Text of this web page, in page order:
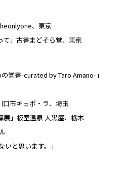
、東京
」古書まどそら堂、東京
覚書-curated by Taro Amano-」
川口市キュポ・ラ、埼玉
展」板室温泉 大黒屋、栃木
と思います。」